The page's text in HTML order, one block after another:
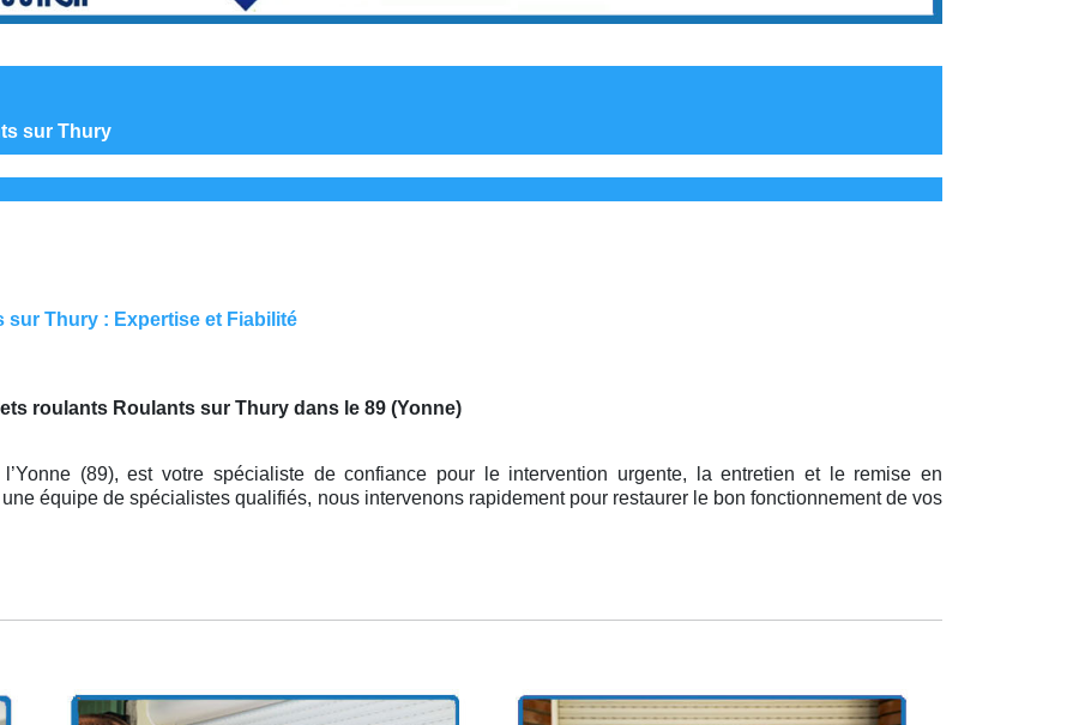
sur Thury
sur Thury : Expertise et Fiabilité
roulants Roulants sur Thury dans le 89 (Yonne)
l’Yonne (89), est votre spécialiste de confiance pour le intervention urgente, la entretien et le remise en
équipe de spécialistes qualifiés, nous intervenons rapidement pour restaurer le bon fonctionnement de vos